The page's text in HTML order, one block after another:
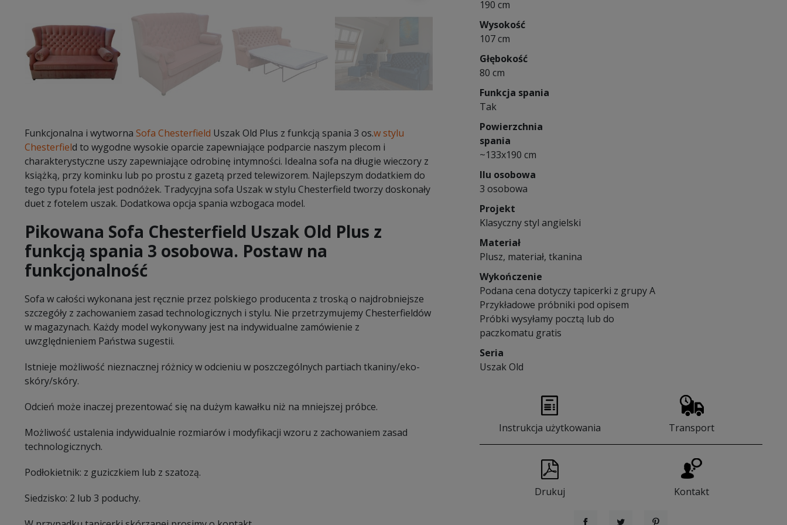
Funkcjonalna i wytworna Sofa Chesterfield Uszak Old Plus z funkcją spania 3 os.w stylu
Chesterfield to wygodne wysokie oparcie zapewniające podparcie naszym plecom i
charakterystyczne uszy zapewniające odrobinę intymności. Idealna sofa na długie wieczory z
książką, przy kominku lub po prostu z gazetą przed telewizorem. Najlepszym dodatkiem do
tego typu fotela jest podnóżek. Tradycyjna sofa Uszak w stylu Chesterfield tworzy doskonały
duet z fotelem uszak. Dodatkowa opcja spania wzbogaca model.
Pikowana Sofa Chesterfield Uszak Old Plus z
funkcją spania 3 osobowa. Postaw na
funkcjonalność
Sofa w całości wykonana jest ręcznie przez polskiego producenta z troską o najdrobniejsze
szczegóły z zachowaniem zasad technologicznych i stylu. Nie przetrzymujemy Chesterfieldów
w magazynach. Każdy model wykonywany jest na indywidualne zamówienie z
uwzględnieniem Państwa sugestii.
Istnieje możliwość nieznacznej różnicy w odcieniu w poszczególnych partiach tkaniny/eko-
skóry/skóry.
Odcień może inaczej prezentować się na dużym kawałku niż na mniejszej próbce.
Możliwość ustalenia indywidualnie rozmiarów i modyfikacji wzoru z zachowaniem zasad
technologicznych.
Podłokietnik: z guziczkiem lub z szatozą.
Siedzisko: 2 lub 3 poduchy.
190 cm
Wysokość
107 cm
Głębokość
80 cm
Funkcja spania
Tak
Powierzchnia
spania
~133x190 cm
Ilu osobowa
3 osobowa
Projekt
Klasyczny styl angielski
Materiał
Plusz, materiał, tkanina
Wykończenie
Podana cena dotyczy tapicerki z grupy A
Przykładowe próbniki pod opisem
Próbki wysyłamy pocztą lub do
paczkomatu gratis
Seria
Uszak Old
Instrukcja użytkowania Transport
Drukuj Kontakt